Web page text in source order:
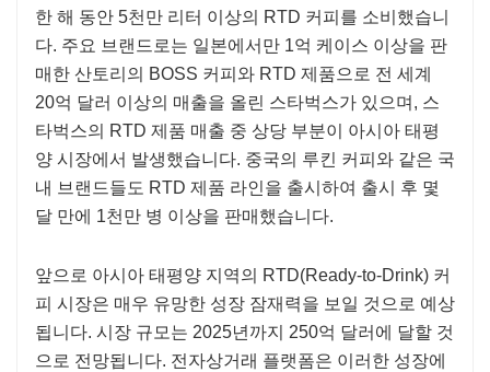
한 해 동안 5천만 리터 이상의 RTD 커피를 소비했습니
다. 주요 브랜드로는 일본에서만 1억 케이스 이상을 판
매한 산토리의 BOSS 커피와 RTD 제품으로 전 세계
20억 달러 이상의 매출을 올린 스타벅스가 있으며, 스
타벅스의 RTD 제품 매출 중 상당 부분이 아시아 태평
양 시장에서 발생했습니다. 중국의 루킨 커피와 같은 국
내 브랜드들도 RTD 제품 라인을 출시하여 출시 후 몇
달 만에 1천만 병 이상을 판매했습니다.
앞으로 아시아 태평양 지역의 RTD(Ready-to-Drink) 커
피 시장은 매우 유망한 성장 잠재력을 보일 것으로 예상
됩니다. 시장 규모는 2025년까지 250억 달러에 달할 것
으로 전망됩니다. 전자상거래 플랫폼은 이러한 성장에